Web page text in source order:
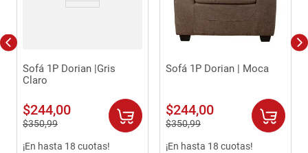
Sofá 1P Dorian |Gris
Claro
$244,00
$350,99
¡En hasta 18 cuotas!
Sofá 1P Dorian | Moca
$244,00
$350,99
¡En hasta 18 cuotas!